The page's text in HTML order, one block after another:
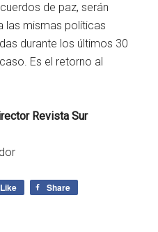
de paz, serán
las mismas políticas
durante los últimos 30
Es el retorno al
Revista Sur
Like
Share